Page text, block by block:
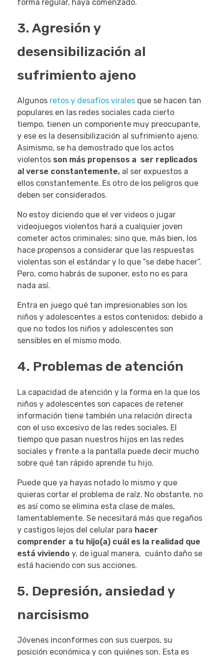
forma regular, haya comenzado.
3. Agresión y
desensibilización al
sufrimiento ajeno
Algunos retos y desafíos virales que se hacen tan
populares en las redes sociales cada cierto
tiempo, tienen un componente muy preocupante,
y ese es la desensibilización al sufrimiento ajeno.
Asimismo, se ha demostrado que los actos
violentos son más propensos a ser replicados
al verse constantemente, al ser expuestos a
ellos constantemente. Es otro de los peligros que
deben ser considerados.
No estoy diciendo que el ver videos o jugar
videojuegos violentos hará a cualquier joven
cometer actos criminales; sino que, más bien, los
hace propensos a considerar que las respuestas
violentas son el estándar y lo que “se debe hacer”.
Pero, como habrás de suponer, esto no es para
nada así.
Entra en juego qué tan impresionables son los
niños y adolescentes a estos contenidos; debido a
que no todos los niños y adolescentes son
sensibles en el mismo modo.
4. Problemas de atención
La capacidad de atención y la forma en la que los
niños y adolescentes son capaces de retener
información tiene también una relación directa
con el uso excesivo de las redes sociales. El
tiempo que pasan nuestros hijos en las redes
sociales y frente a la pantalla puede decir mucho
sobre qué tan rápido aprende tu hijo.
Puede que ya hayas notado lo mismo y que
quieras cortar el problema de raíz. No obstante, no
es así como se elimina esta clase de males,
lamentablemente. Se necesitará más que regaños
y castigos lejos del celular para hacer
comprender a tu hijo(a) cuál es la realidad que
está viviendo y, de igual manera, cuánto daño se
está haciendo con sus acciones.
5. Depresión, ansiedad y
narcisismo
Jóvenes inconformes con sus cuerpos, su
posición económica y con quiénes son. Esta es